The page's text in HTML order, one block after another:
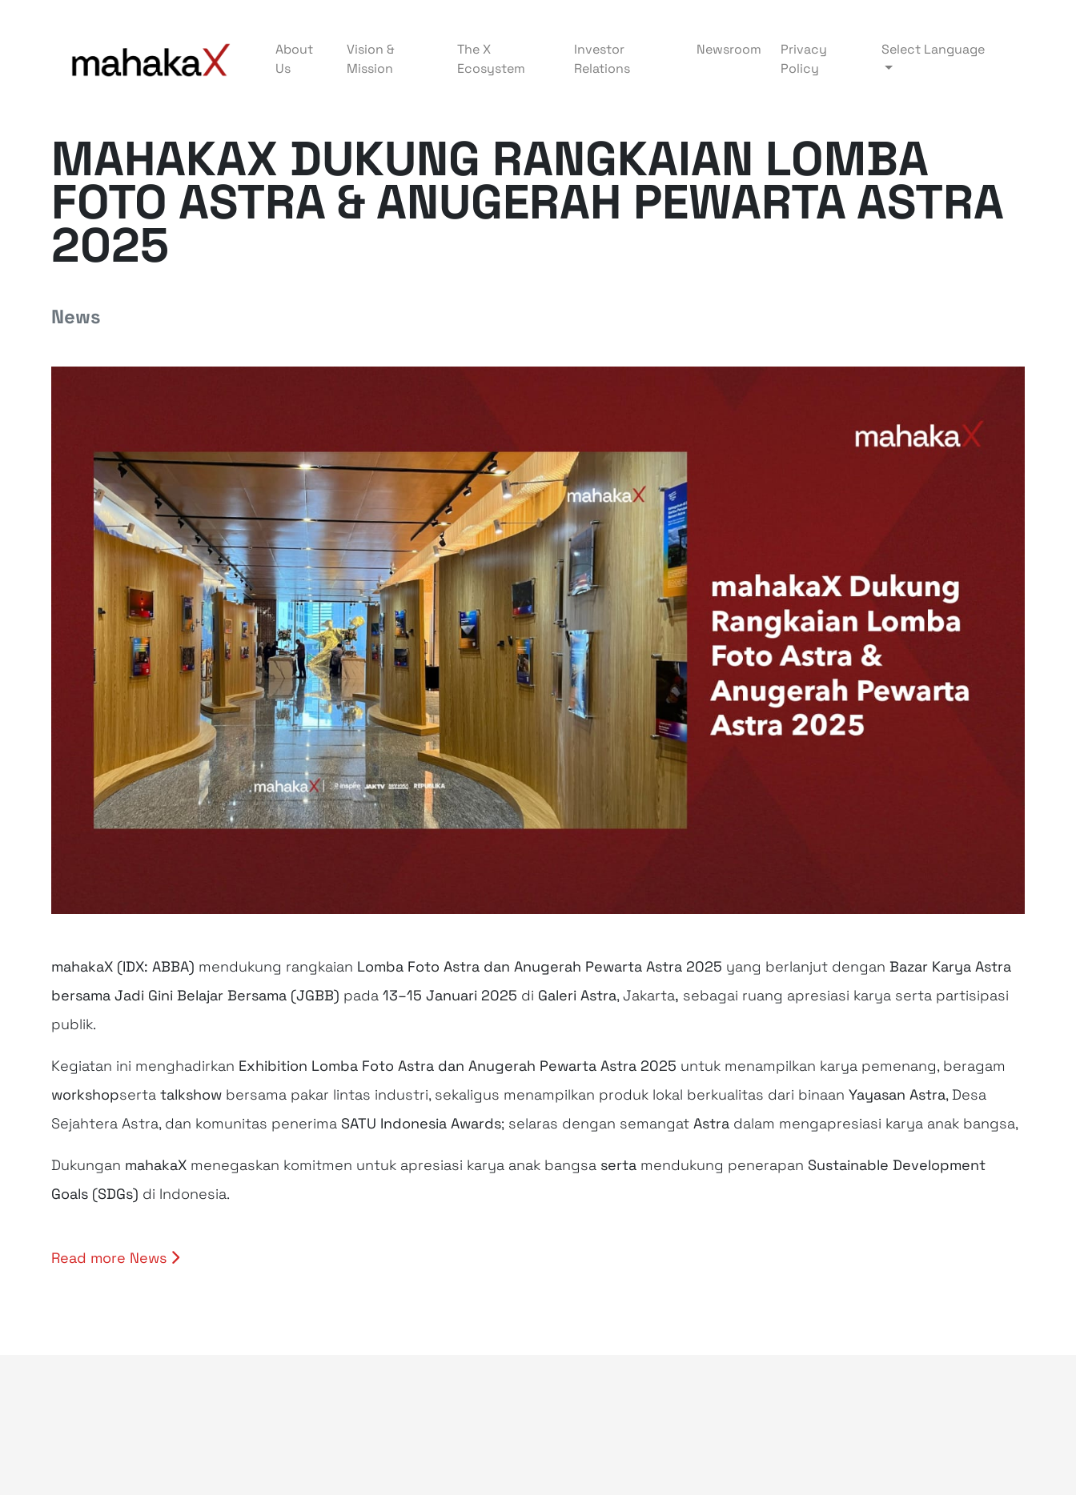
About
Us
Vision &
Mission
The X
Ecosystem
Investor
Relations
Newsroom
Privacy
Policy
Select Language
MAHAKAX DUKUNG RANGKAIAN LOMBA
FOTO ASTRA & ANUGERAH PEWARTA ASTRA
2025
News
mahakaX (IDX: ABBA) mendukung rangkaian Lomba Foto Astra dan Anugerah Pewarta Astra 2025 yang berlanjut dengan Bazar Karya Astra
bersama Jadi Gini Belajar Bersama (JGBB) pada 13–15 Januari 2025 di Galeri Astra, Jakarta, sebagai ruang apresiasi karya serta partisipasi
publik.
Kegiatan ini menghadirkan Exhibition Lomba Foto Astra dan Anugerah Pewarta Astra 2025 untuk menampilkan karya pemenang, beragam
workshopserta talkshow bersama pakar lintas industri, sekaligus menampilkan produk lokal berkualitas dari binaan Yayasan Astra, Desa
Sejahtera Astra, dan komunitas penerima SATU Indonesia Awards; selaras dengan semangat Astra dalam mengapresiasi karya anak bangsa,
Dukungan mahakaX menegaskan komitmen untuk apresiasi karya anak bangsa serta mendukung penerapan Sustainable Development
Goals (SDGs) di Indonesia.
Read more News